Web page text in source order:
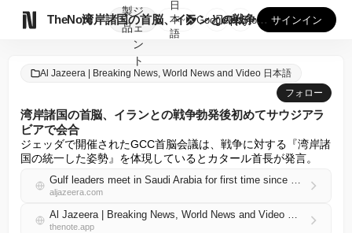
TheNote
製
品
ジ
ェ
ン
ト
湾岸諸国の首脳、イランとの戦争勃発後初めてサウジアラビアで会...
日
本
語
GooglePlay
AppStore サインイン
Al Jazeera | Breaking News, World News and Video 日本語
フォロー
湾岸諸国の首脳、イランとの戦争勃発後初めてサウジアラ
ビアで会合
ジェッダで開催されたGCC首脳会議は、戦争に対する『湾岸諸
国の統一した姿勢』を体現しているとカタール首長が発言。
Gulf leaders meet in Saudi Arabia for first time since start of war on Iran
aljazeera.com
Al Jazeera | Breaking News, World News and Video 日本語 RSS
thenote.app